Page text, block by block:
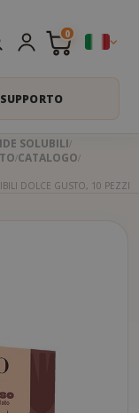
0
SOLUBILI
CATALOGO
DOLCE GUSTO, 10 PEZZI